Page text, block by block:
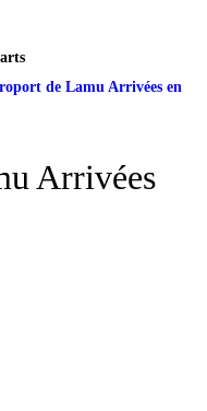
de Lamu Arrivées en
Arrivées